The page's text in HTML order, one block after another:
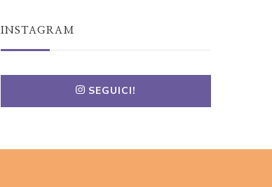
INSTAGRAM
SEGUICI!